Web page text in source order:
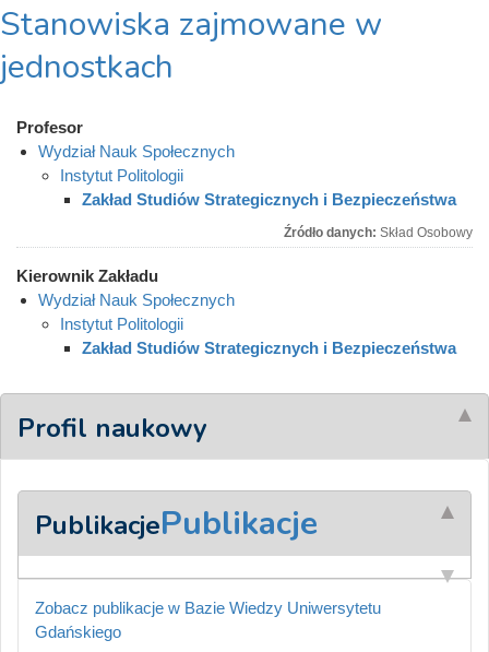
Stanowiska zajmowane w
jednostkach
Profesor
Wydział Nauk Społecznych
Instytut Politologii
Zakład Studiów Strategicznych i Bezpieczeństwa
Źródło danych: Skład Osobowy
Kierownik Zakładu
Wydział Nauk Społecznych
Instytut Politologii
Zakład Studiów Strategicznych i Bezpieczeństwa
Profil naukowy
PublikacjePublikacje
Zobacz publikacje w Bazie Wiedzy Uniwersytetu
Gdańskiego